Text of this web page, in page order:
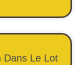
Dans Le Lot